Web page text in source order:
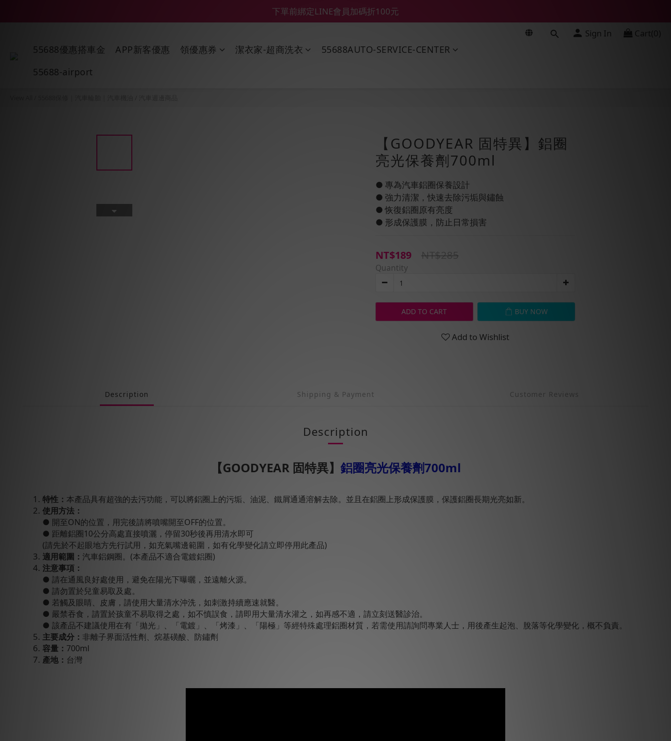
【鑽石熊/金熊新客首購限定】優惠搭車金
【55688商城】6 月年中慶滿額贈品發送延遲公告
Sign In Cart(0)
55688優惠搭車金 APP新客優惠 領優惠券 潔衣家-超商洗衣
55688AUTO-SERVICE-CENTER
55688-airport
【GOODYEAR 固特異】鋁圈
亮光保養劑700ml
● 專為汽車鋁圈保養設計
● 強力清潔，快速去除污垢與鏽蝕
● 恢復鋁圈原有亮度
● 形成保護膜，防止日常損害
NT$189 NT$285
Quantity
ADD TO CART BUY NOW
Add to Wishlist
Description Shipping & Payment Customer Reviews
Description
【GOODYEAR 固特異】 鋁圈亮光保養劑700ml
特性： 本產品具有超強的去污功能，可以將鋁圈上的污垢、油泥、鐵屑通通溶解去除。並且在鋁圈上形成保護膜，保護鋁圈長期光亮如新。
使用方法：
● 開至ON的位置，用完後請將噴嘴開至OFF的位置。
● 距離鋁圈10公分高處直接噴灑，停留30秒後再用清水即可
(請先於不起眼地方先行試用，如充氣嘴邊範圍，如有化學變化請立即停用此產品)
適用範圍： 汽車鋁鋼圈。(本產品不適合電鍍鋁圈)
注意事項：
● 請在通風良好處使用，避免在陽光下曝曬，並遠離火源。
● 請勿置於兒童易取及處。
● 若觸及眼睛、皮膚，請使用大量清水沖洗，如刺激持續應速就醫。
● 嚴禁吞食，請置於孩童不易取得之處，如不慎誤食，請即用大量清水灌之，如再感不適，請立刻送醫診治。
● 該產品不建議使用在有「拋光」、「電鍍」、「烤漆」、「陽極」等經特殊處理鋁圈材質，若需使用請詢問專業人士，用後產生起泡、脫落等化學變化，概不負責。
主要成分： 非離子界面活性劑、烷基磺酸、防鏽劑
容量： 700ml
產地： 台灣